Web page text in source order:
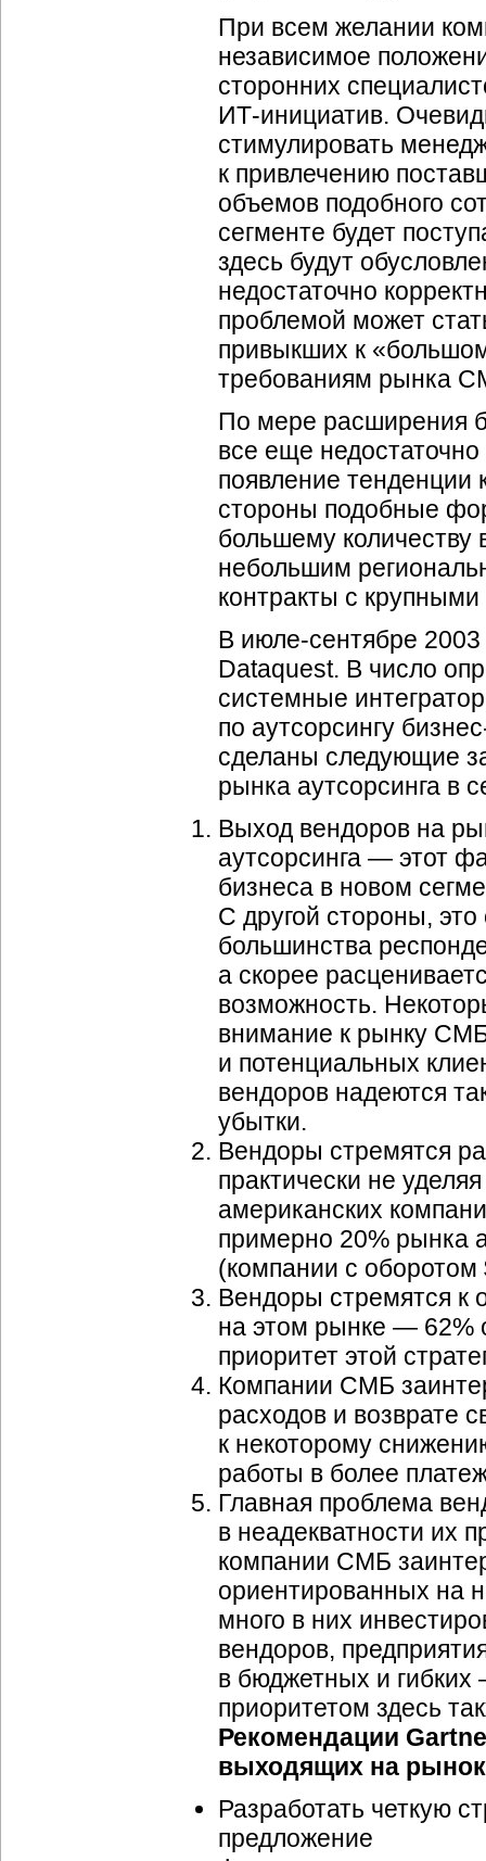
При всем желании
независимое
сторонних
ИТ-инициатив.
стимулировать
к привлечению
объемов подобного
сегменте будет
здесь будут
недостаточно
проблемой может
привыкших к
требованиям рынка
По мере расширения
все еще
появление тенденции
стороны подобные
большему количеству
небольшим
контракты с крупными
В июле-сентябре
Dataquest. В число
системные
по аутсорсингу
сделаны следующие
рынка аутсорсинга в
Выход вендоров на
аутсорсинга — этот
бизнеса в новом
С другой стороны,
большинства
а скорее
возможность.
внимание к рынку
и потенциальных
вендоров надеются
убытки.
Вендоры стремятся
практически не
американских
примерно 20% рынка
(компании с оборотом
Вендоры стремятся к
на этом рынке — 62%
приоритет этой
Компании СМБ
расходов и возврате
к некоторому
работы в более
Главная проблема
в неадекватности их
компании СМБ
ориентированных на
много в них
вендоров,
в бюджетных и
приоритетом здесь
Рекомендации
выходящих на
Разработать четкую
предложение